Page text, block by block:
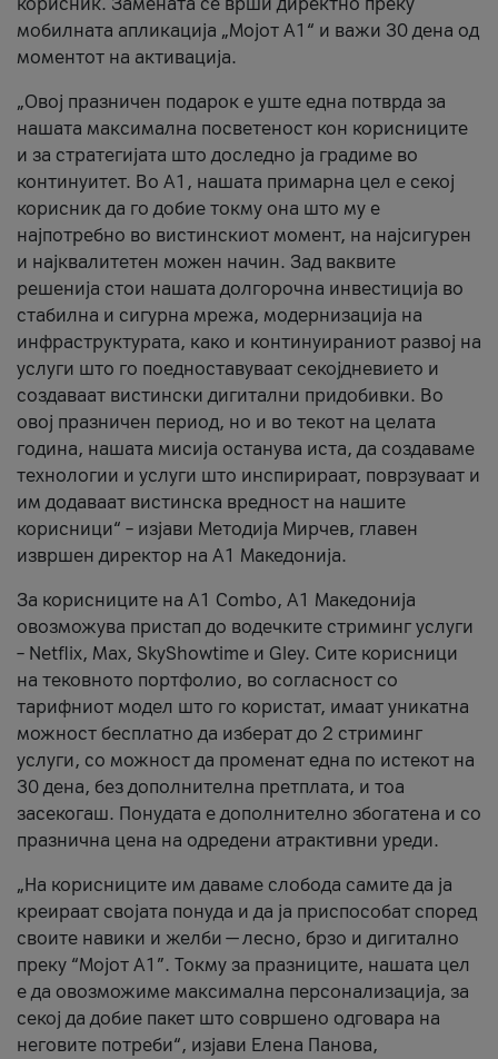
мобилната апликација „Мојот А1“ и важи 30 дена од
моментот на активација.
„Овој празничен подарок е уште една потврда за
нашата максимална посветеност кон корисниците
и за стратегијата што доследно ја градиме во
континуитет. Во А1, нашата примарна цел е секој
корисник да го добие токму она што му е
најпотребно во вистинскиот момент, на најсигурен
и најквалитетен можен начин. Зад ваквите
решенија стои нашата долгорочна инвестиција во
стабилна и сигурна мрежа, модернизација на
инфраструктурата, како и континуираниот развој на
услуги што го поедноставуваат секојдневието и
создаваат вистински дигитални придобивки. Во
овој празничен период, но и во текот на целата
година, нашата мисија останува иста, да создаваме
технологии и услуги што инспирираат, поврзуваат и
им додаваат вистинска вредност на нашите
корисници“ – изјави Методија Мирчев, главен
извршен директор на А1 Македонија.
За корисниците на A1 Combo, А1 Македонија
овозможува пристап до водечките стриминг услуги
– Netflix, Max, SkyShowtime и Gley. Сите корисници
на тековното портфолио, во согласност со
тарифниот модел што го користат, имаат уникатна
можност бесплатно да изберат до 2 стриминг
услуги, со можност да променат една по истекот на
30 дена, без дополнителна претплата, и тоа
засекогаш. Понудата е дополнително збогатена и со
празнична цена на одредени атрактивни уреди.
„На корисниците им даваме слобода самите да ја
креираат својата понуда и да ја приспособат според
своите навики и желби — лесно, брзо и дигитално
преку “Мојот А1”. Токму за празниците, нашата цел
е да овозможиме максимална персонализација, за
секој да добие пакет што совршено одговара на
неговите потреби“, изјави Елена Панова,